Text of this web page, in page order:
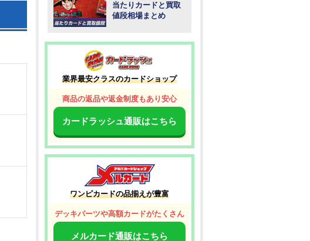
当たりカードと買取
値段相場まとめ
業界最安クラスのカードショップ
商品の返品や返金制度もあり安心
カードラッシュ通販はこちら
ワンピカードの品揃えが豊富
デッキパーツや高額カードがたくさん
メルカード通販はこちら